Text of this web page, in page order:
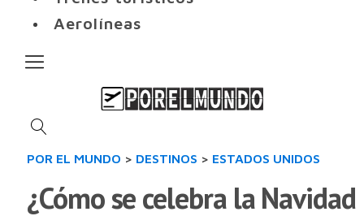
Aerolíneas
POR EL MUNDO > DESTINOS > ESTADOS UNIDOS
¿Cómo se celebra la Navidad